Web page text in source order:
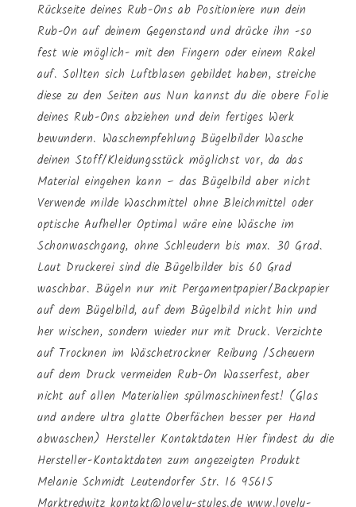
Rückseite deines Rub-Ons ab Positioniere nun dein
Rub-On auf deinem Gegenstand und drücke ihn -so
fest wie möglich- mit den Fingern oder einem Rakel
auf. Sollten sich Luftblasen gebildet haben, streiche
diese zu den Seiten aus Nun kannst du die obere Folie
deines Rub-Ons abziehen und dein fertiges Werk
bewundern. Waschempfehlung Bügelbilder Wasche
deinen Stoff/Kleidungsstück möglichst vor, da das
Material eingehen kann – das Bügelbild aber nicht
Verwende milde Waschmittel ohne Bleichmittel oder
optische Aufheller Optimal wäre eine Wäsche im
Schonwaschgang, ohne Schleudern bis max. 30 Grad.
Laut Druckerei sind die Bügelbilder bis 60 Grad
waschbar. Bügeln nur mit Pergamentpapier/Backpapier
auf dem Bügelbild, auf dem Bügelbild nicht hin und
her wischen, sondern wieder nur mit Druck. Verzichte
auf Trocknen im Wäschetrockner Reibung /Scheuern
auf dem Druck vermeiden Rub-On Wasserfest, aber
nicht auf allen Materialien spülmaschinenfest! (Glas
und andere ultra glatte Oberfächen besser per Hand
abwaschen) Hersteller Kontaktdaten Hier findest du die
Hersteller-Kontaktdaten zum angezeigten Produkt
Melanie Schmidt Leutendorfer Str. 16 95615